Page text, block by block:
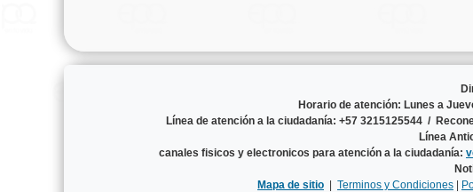
Horario de atención: Lunes a
Línea de atención a la ciudadanía: +57 3215125544 /
Línea
canales fisicos y electronicos para atención a la ciudadanía:
Mapa de sitio
Terminos y Condiciones